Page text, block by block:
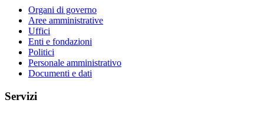
Organi di governo
Aree amministrative
Uffici
Enti e fondazioni
Politici
Personale amministrativo
Documenti e dati
Servizi